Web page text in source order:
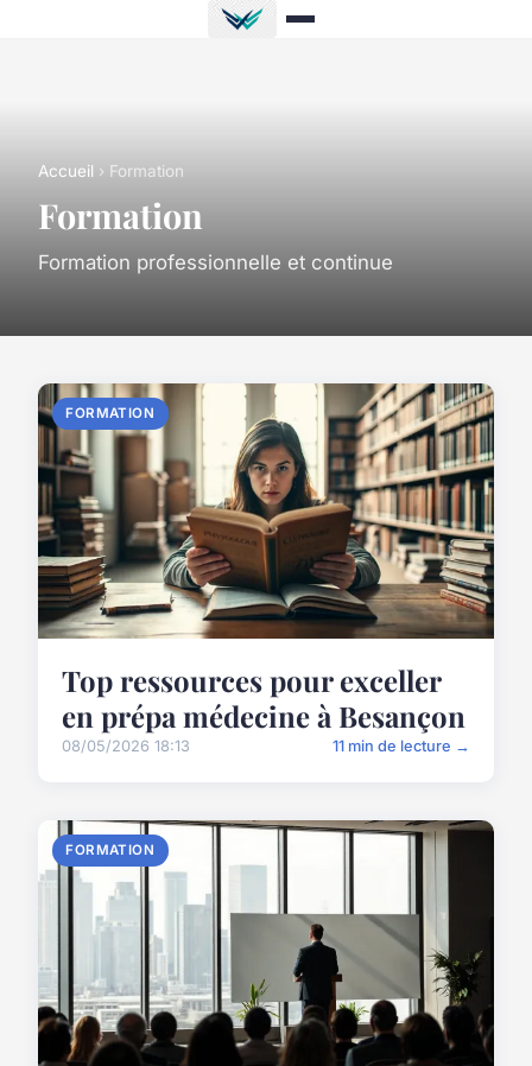
Accueil › Formation
Formation
Formation professionnelle et continue
FORMATION
Top ressources pour exceller
en prépa médecine à Besançon
08/05/2026 18:13 11 min de lecture →
FORMATION